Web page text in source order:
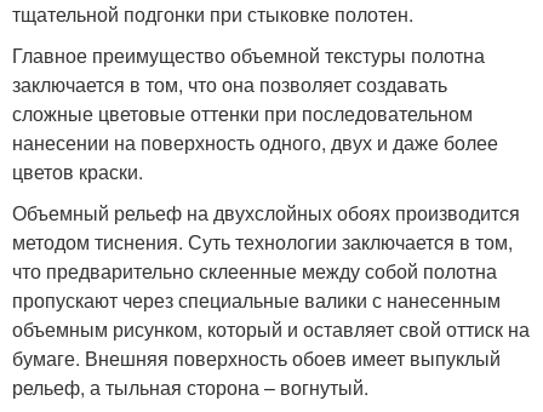
тщательной подгонки при стыковке полотен.
Главное преимущество объемной текстуры полотна
заключается в том, что она позволяет создавать
сложные цветовые оттенки при последовательном
нанесении на поверхность одного, двух и даже более
цветов краски.
Объемный рельеф на двухслойных обоях производится
методом тиснения. Суть технологии заключается в том,
что предварительно склеенные между собой полотна
пропускают через специальные валики с нанесенным
объемным рисунком, который и оставляет свой оттиск на
бумаге. Внешняя поверхность обоев имеет выпуклый
рельеф, а тыльная сторона – вогнутый.